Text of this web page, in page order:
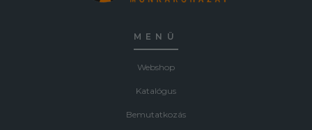
MENÜ
Webshop
Katalógus
Bemutatkozás